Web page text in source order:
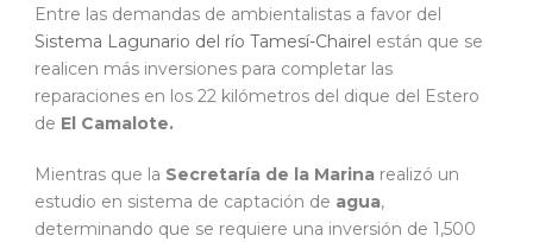
Entre las demandas de ambientalistas a favor del
Sistema Lagunario del río Tamesí-Chairel están que se
realicen más inversiones para completar las
reparaciones en los 22 kilómetros del dique del Estero
de El Camalote.
Mientras que la Secretaría de la Marina realizó un
estudio en sistema de captación de agua,
determinando que se requiere una inversión de 1,500